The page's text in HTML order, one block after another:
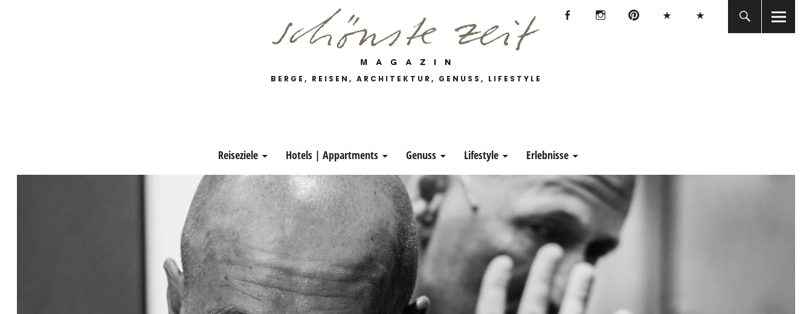
Schönste Zeit Magazin
BERGE, REISEN, ARCHITEKTUR, GENUSS, LIFESTYLE
Reiseziele Hotels | Appartments Genuss Lifestyle Erlebnisse